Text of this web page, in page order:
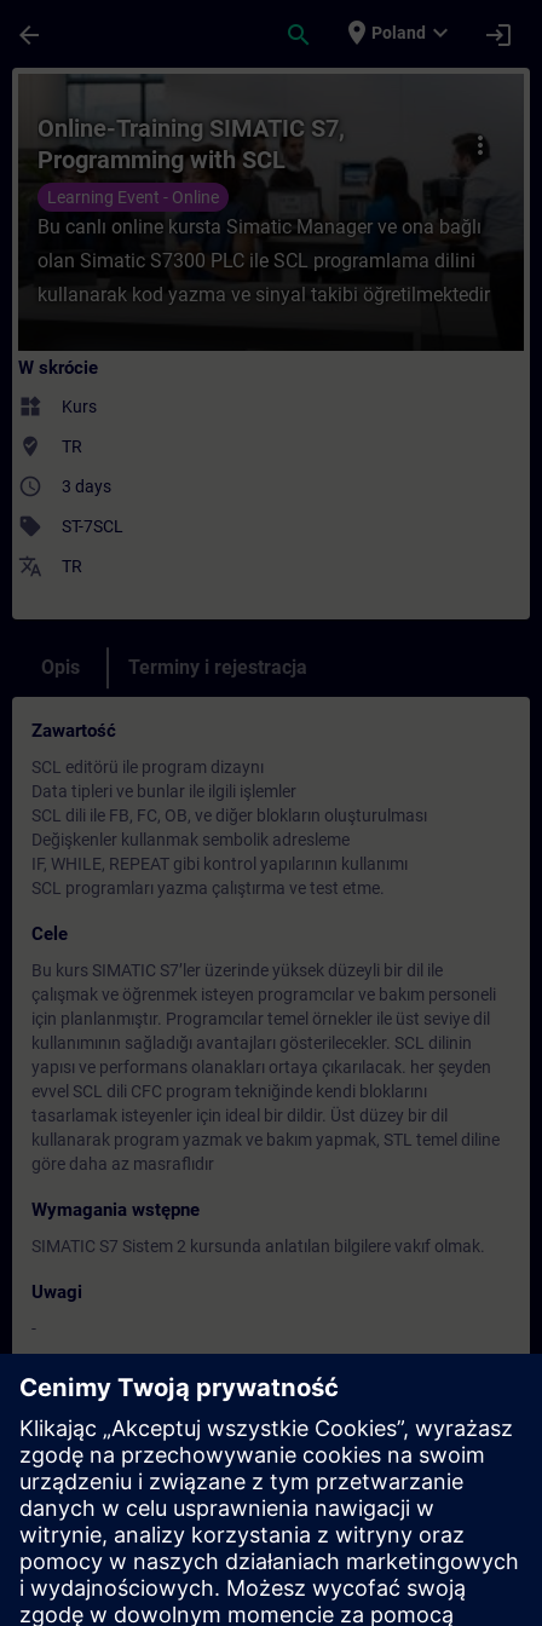
arrow_back search place Poland expand_more login
Kurs - Online-Training SIMATIC S7,
more_vert
Online-Training SIMATIC S7,
Programming with SCL
Learning Event - Online
Bu canlı online kursta Simatic Manager ve ona bağlı
olan Simatic S7300 PLC ile SCL programlama dilini
kullanarak kod yazma ve sinyal takibi öğretilmektedir
W skrócie
widgets Kurs
where_to_vote TR
access_time 3 days
sell ST-7SCL
translate TR
Opis Terminy i rejestracja
Zawartość
SCL editörü ile program dizaynı
Data tipleri ve bunlar ile ilgili işlemler
SCL dili ile FB, FC, OB, ve diğer blokların oluşturulması
Değişkenler kullanmak sembolik adresleme
IF, WHILE, REPEAT gibi kontrol yapılarının kullanımı
SCL programları yazma çalıştırma ve test etme.
Cele
Bu kurs SIMATIC S7’ler üzerinde yüksek düzeyli bir dil ile
çalışmak ve öğrenmek isteyen programcılar ve bakım personeli
için planlanmıştır. Programcılar temel örnekler ile üst seviye dil
kullanımının sağladığı avantajları gösterilecekler. SCL dilinin
yapısı ve performans olanakları ortaya çıkarılacak. her şeyden
evvel SCL dili CFC program tekniğinde kendi bloklarını
tasarlamak isteyenler için ideal bir dildir. Üst düzey bir dil
kullanarak program yazmak ve bakım yapmak, STL temel diline
göre daha az masraflıdır
Wymagania wstępne
SIMATIC S7 Sistem 2 kursunda anlatılan bilgilere vakıf olmak.
Uwagi
-
Grupa docelowa
personeli, mühendisler, teknisyenler.
Terminy i rejestracja
Obecnie brak dostępnych wydarzeń
Zapisz się na listę rezerwową i otrzymaj powiadomienie, gdy